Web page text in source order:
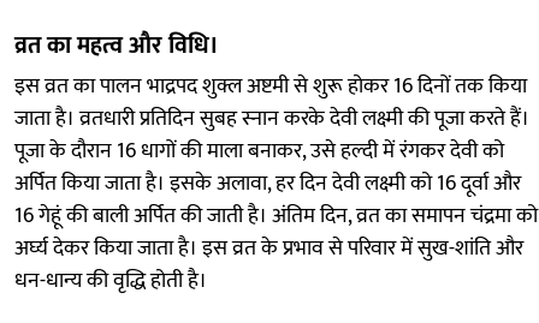
व्रत का महत्व और विधि।
इस व्रत का पालन भाद्रपद शुक्ल अष्टमी से शुरू होकर 16 दिनों तक किया
जाता है। व्रतधारी प्रतिदिन सुबह स्नान करके देवी लक्ष्मी की पूजा करते हैं।
पूजा के दौरान 16 धागों की माला बनाकर, उसे हल्दी में रंगकर देवी को
अर्पित किया जाता है। इसके अलावा, हर दिन देवी लक्ष्मी को 16 दूर्वा और
16 गेहूं की बाली अर्पित की जाती है। अंतिम दिन, व्रत का समापन चंद्रमा को
अर्घ्य देकर किया जाता है। इस व्रत के प्रभाव से परिवार में सुख-शांति और
धन-धान्य की वृद्धि होती है।